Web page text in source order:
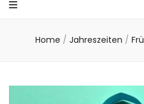
Home / Jahreszeiten /